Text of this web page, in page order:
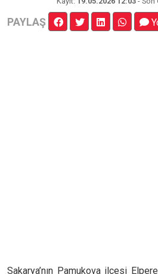
PAYLAŞ
Sakarya’nın Pamukova ilçesi